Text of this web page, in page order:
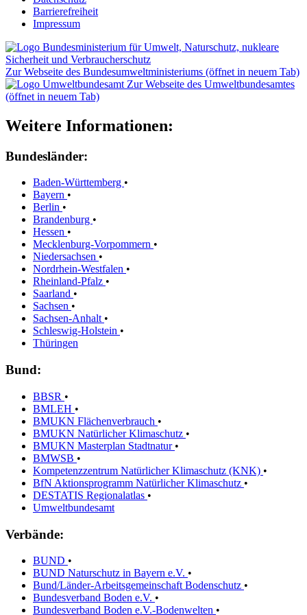
Barrierefreiheit
Impressum
Zur Webseite des Bundesumweltministeriums (öffnet in neuem Tab)
Zur Webseite des Umweltbundesamtes
(öffnet in neuem Tab)
Weitere Informationen:
Bundesländer:
Baden-Württemberg •
Bayern •
Berlin •
Brandenburg •
Hessen •
Mecklenburg-Vorpommern •
Niedersachsen •
Nordrhein-Westfalen •
Rheinland-Pfalz •
Saarland •
Sachsen •
Sachsen-Anhalt •
Schleswig-Holstein •
Thüringen
Bund:
BBSR •
BMLEH •
BMUKN Flächenverbrauch •
BMUKN Natürlicher Klimaschutz •
BMUKN Masterplan Stadtnatur •
BMWSB •
Kompetenzzentrum Natürlicher Klimaschutz (KNK) •
BfN Aktionsprogramm Natürlicher Klimaschutz •
DESTATIS Regionalatlas •
Umweltbundesamt
Verbände:
BUND •
BUND Naturschutz in Bayern e.V. •
Bund/Länder-Arbeitsgemeinschaft Bodenschutz •
Bundesverband Boden e.V. •
Bundesverband Boden e.V.-Bodenwelten •